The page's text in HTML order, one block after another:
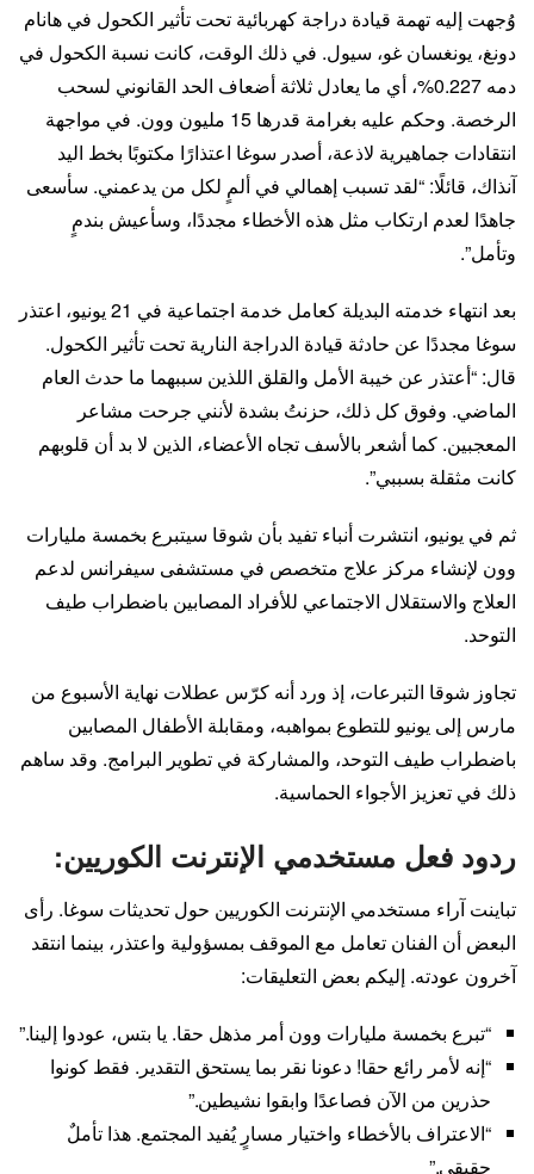
وُجهت إليه تهمة قيادة دراجة كهربائية تحت تأثير الكحول في هانام
دونغ، يونغسان غو، سيول. في ذلك الوقت، كانت نسبة الكحول في
دمه 0.227%، أي ما يعادل ثلاثة أضعاف الحد القانوني لسحب
الرخصة. وحكم عليه بغرامة قدرها 15 مليون وون. في مواجهة
انتقادات جماهيرية لاذعة، أصدر سوغا اعتذارًا مكتوبًا بخط اليد
آنذاك، قائلًا: “لقد تسبب إهمالي في ألمٍ لكل من يدعمني. سأسعى
جاهدًا لعدم ارتكاب مثل هذه الأخطاء مجددًا، وسأعيش بندمٍ
وتأمل”.
بعد انتهاء خدمته البديلة كعامل خدمة اجتماعية في 21 يونيو، اعتذر
سوغا مجددًا عن حادثة قيادة الدراجة النارية تحت تأثير الكحول.
قال: “أعتذر عن خيبة الأمل والقلق اللذين سببهما ما حدث العام
الماضي. وفوق كل ذلك، حزنتُ بشدة لأنني جرحت مشاعر
المعجبين. كما أشعر بالأسف تجاه الأعضاء، الذين لا بد أن قلوبهم
كانت مثقلة بسببي”.
ثم في يونيو، انتشرت أنباء تفيد بأن شوقا سيتبرع بخمسة مليارات
وون لإنشاء مركز علاج متخصص في مستشفى سيفرانس لدعم
العلاج والاستقلال الاجتماعي للأفراد المصابين باضطراب طيف
التوحد.
تجاوز شوقا التبرعات، إذ ورد أنه كرّس عطلات نهاية الأسبوع من
مارس إلى يونيو للتطوع بمواهبه، ومقابلة الأطفال المصابين
باضطراب طيف التوحد، والمشاركة في تطوير البرامج. وقد ساهم
ذلك في تعزيز الأجواء الحماسية.
ردود فعل مستخدمي الإنترنت الكوريين:
تباينت آراء مستخدمي الإنترنت الكوريين حول تحديثات سوغا. رأى
البعض أن الفنان تعامل مع الموقف بمسؤولية واعتذر، بينما انتقد
آخرون عودته. إليكم بعض التعليقات:
“تبرع بخمسة مليارات وون أمر مذهل حقا. يا بتس، عودوا إلينا.”
“إنه لأمر رائع حقا! دعونا نقر بما يستحق التقدير. فقط كونوا
حذرين من الآن فصاعدًا وابقوا نشيطين.”
“الاعتراف بالأخطاء واختيار مسارٍ يُفيد المجتمع. هذا تأملٌ
حقيقي.”